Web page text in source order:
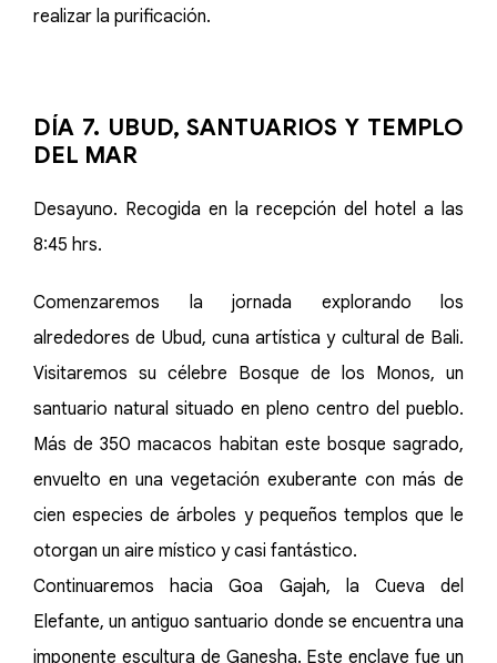
realizar la purificación.
DÍA 7. UBUD, SANTUARIOS Y TEMPLO
DEL MAR
Desayuno. Recogida en la recepción del hotel a las
8:45 hrs.
Comenzaremos la jornada explorando los
alrededores de Ubud, cuna artística y cultural de Bali.
Visitaremos su célebre Bosque de los Monos, un
santuario natural situado en pleno centro del pueblo.
Más de 350 macacos habitan este bosque sagrado,
envuelto en una vegetación exuberante con más de
cien especies de árboles y pequeños templos que le
otorgan un aire místico y casi fantástico.
Continuaremos hacia Goa Gajah, la Cueva del
Elefante, un antiguo santuario donde se encuentra una
imponente escultura de Ganesha. Este enclave fue un